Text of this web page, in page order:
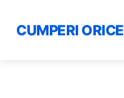
CUMPERI ORICE